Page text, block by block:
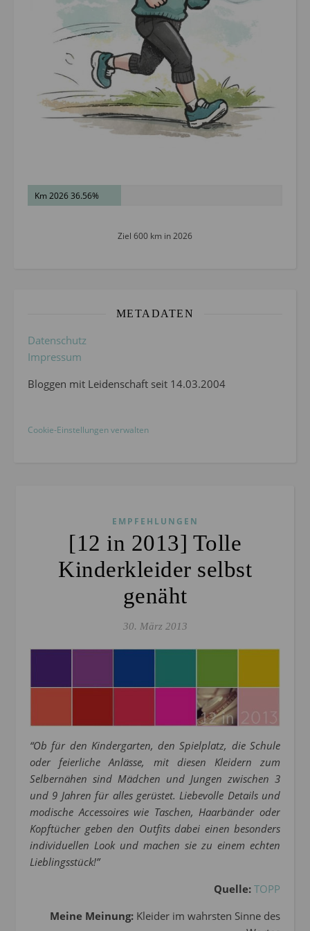
Km 2026 36.56%
Ziel 600 km in 2026
METADATEN
Datenschutz
Impressum
Bloggen mit Leidenschaft seit 14.03.2004
Cookie-Einstellungen verwalten
EMPFEHLUNGEN
[12 in 2013] Tolle
Kinderkleider selbst
genäht
30. März 2013
“Ob für den Kindergarten, den Spielplatz, die Schule
oder feierliche Anlässe, mit diesen Kleidern zum
Selbernähen sind Mädchen und Jungen zwischen 3
und 9 Jahren für alles gerüstet. Liebevolle Details und
modische Accessoires wie Taschen, Haarbänder oder
Kopftücher geben den Outfits dabei einen besonders
individuellen Look und machen sie zu einem echten
Lieblingsstück!”
Quelle: TOPP
Meine Meinung: Kleider im wahrsten Sinne des